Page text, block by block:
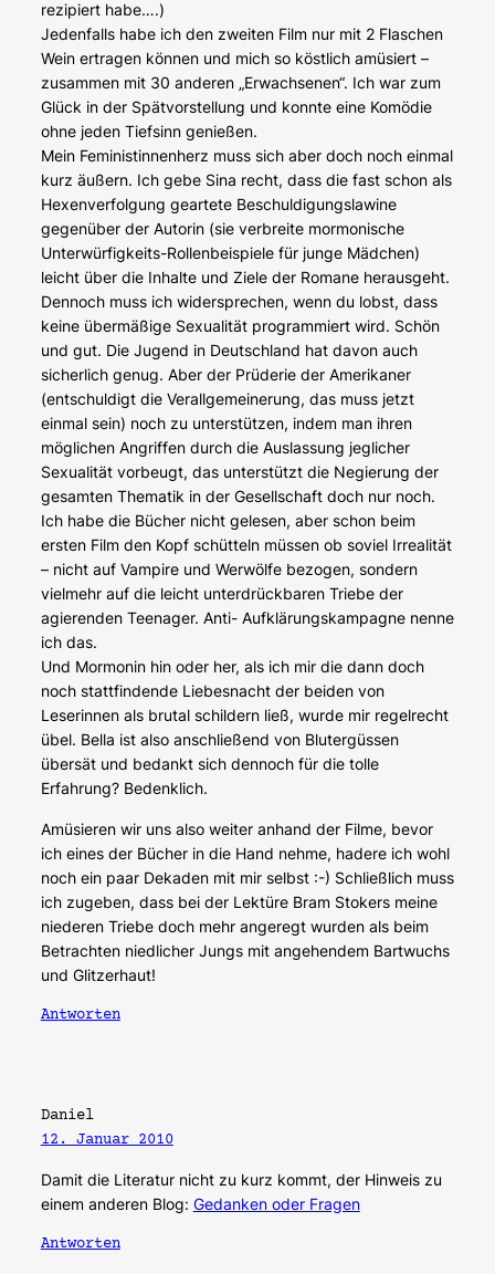
rezipiert habe….)
Jedenfalls habe ich den zweiten Film nur mit 2 Flaschen
Wein ertragen können und mich so köstlich amüsiert –
zusammen mit 30 anderen „Erwachsenen“. Ich war zum
Glück in der Spätvorstellung und konnte eine Komödie
ohne jeden Tiefsinn genießen.
Mein Feministinnenherz muss sich aber doch noch einmal
kurz äußern. Ich gebe Sina recht, dass die fast schon als
Hexenverfolgung geartete Beschuldigungslawine
gegenüber der Autorin (sie verbreite mormonische
Unterwürfigkeits-Rollenbeispiele für junge Mädchen)
leicht über die Inhalte und Ziele der Romane herausgeht.
Dennoch muss ich widersprechen, wenn du lobst, dass
keine übermäßige Sexualität programmiert wird. Schön
und gut. Die Jugend in Deutschland hat davon auch
sicherlich genug. Aber der Prüderie der Amerikaner
(entschuldigt die Verallgemeinerung, das muss jetzt
einmal sein) noch zu unterstützen, indem man ihren
möglichen Angriffen durch die Auslassung jeglicher
Sexualität vorbeugt, das unterstützt die Negierung der
gesamten Thematik in der Gesellschaft doch nur noch.
Ich habe die Bücher nicht gelesen, aber schon beim
ersten Film den Kopf schütteln müssen ob soviel Irrealität
– nicht auf Vampire und Werwölfe bezogen, sondern
vielmehr auf die leicht unterdrückbaren Triebe der
agierenden Teenager. Anti- Aufklärungskampagne nenne
ich das.
Und Mormonin hin oder her, als ich mir die dann doch
noch stattfindende Liebesnacht der beiden von
Leserinnen als brutal schildern ließ, wurde mir regelrecht
übel. Bella ist also anschließend von Blutergüssen
übersät und bedankt sich dennoch für die tolle
Erfahrung? Bedenklich.
Amüsieren wir uns also weiter anhand der Filme, bevor
ich eines der Bücher in die Hand nehme, hadere ich wohl
noch ein paar Dekaden mit mir selbst :-) Schließlich muss
ich zugeben, dass bei der Lektüre Bram Stokers meine
niederen Triebe doch mehr angeregt wurden als beim
Betrachten niedlicher Jungs mit angehendem Bartwuchs
und Glitzerhaut!
Antworten
Daniel
12. Januar 2010
Damit die Literatur nicht zu kurz kommt, der Hinweis zu
einem anderen Blog: Gedanken oder Fragen
Antworten